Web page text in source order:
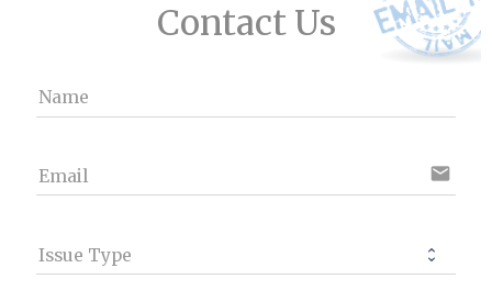
Contact Us
Name
Email email
Issue Type